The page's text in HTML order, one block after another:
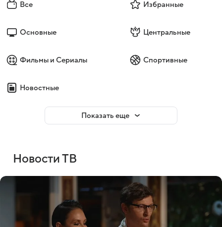
Все Избранные
Основные Центральные
Фильмы и Сериалы Спортивные
Новостные
Показать еще
Новости ТВ